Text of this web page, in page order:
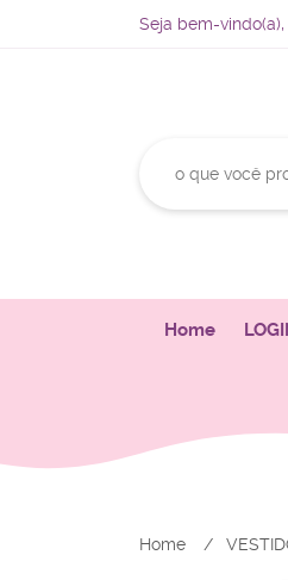
Seja bem-vindo(a),
Home
Home